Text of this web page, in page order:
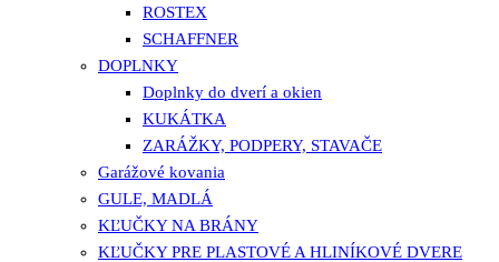
ROSTEX
SCHAFFNER
DOPLNKY
Doplnky do dverí a okien
KUKÁTKA
ZARÁŽKY, PODPERY, STAVAČE
Garážové kovania
GULE, MADLÁ
KĽUČKY NA BRÁNY
KĽUČKY PRE PLASTOVÉ A HLINÍKOVÉ DVERE